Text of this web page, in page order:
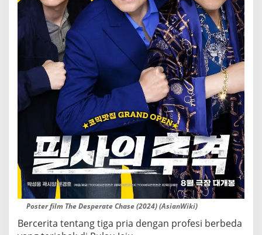
Poster film The Desperate Chase (2024) (AsianWiki)
Bercerita tentang tiga pria dengan profesi berbeda